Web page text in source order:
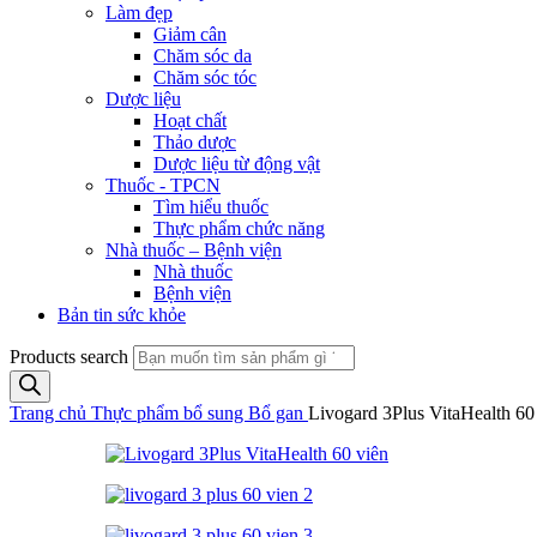
Làm đẹp
Giảm cân
Chăm sóc da
Chăm sóc tóc
Dược liệu
Hoạt chất
Thảo dược
Dược liệu từ động vật
Thuốc - TPCN
Tìm hiểu thuốc
Thực phẩm chức năng
Nhà thuốc – Bệnh viện
Nhà thuốc
Bệnh viện
Bản tin sức khỏe
Products search
Trang chủ Thực phẩm bổ sung Bổ gan Livogard 3Plus VitaHealth